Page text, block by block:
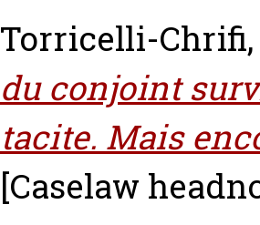
Torricelli-Chrifi,
du conjoint
tacite. Mais
[Caselaw